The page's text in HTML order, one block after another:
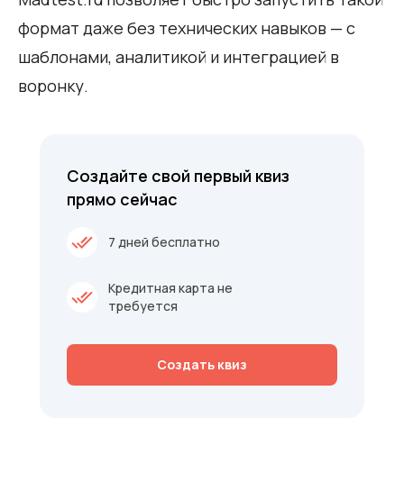
формат даже без технических навыков — с
шаблонами, аналитикой и интеграцией в
воронку.
Кредитная карта не
требуется
7 дней бесплатно
Создать квиз
Создайте свой первый квиз
прямо сейчас